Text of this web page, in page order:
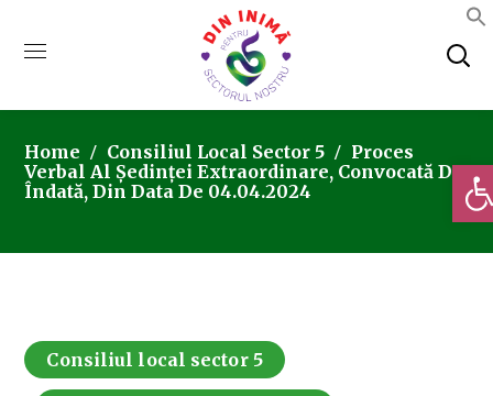
Home Consiliul Local Sector 5
Proces
Verbal Al Ședinței Extraordinare, Convocată De
Îndată, Din Data De 04.04.2024
Consiliul local sector 5